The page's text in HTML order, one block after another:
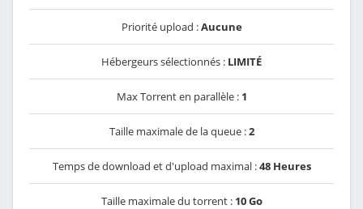
Priorité upload :Aucune
Hébergeurs sélectionnés : LIMITÉ
Max Torrent en parallèle : 1
Taille maximale de la queue :2
Temps de download et d'upload maximal :48 Heures
Taille maximale du torrent : 10 Go